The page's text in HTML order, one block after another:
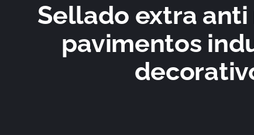
Sellado extra anti
pavimentos